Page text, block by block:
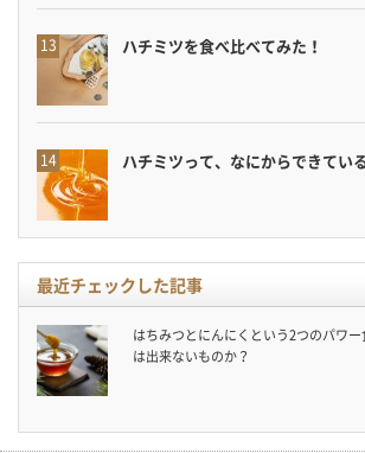
ハチミツを食べ比べてみた！
ハチミツって、なにからできてい
最近チェックした記事
はちみつとにんにくという2つのパワ
は出来ないものか？